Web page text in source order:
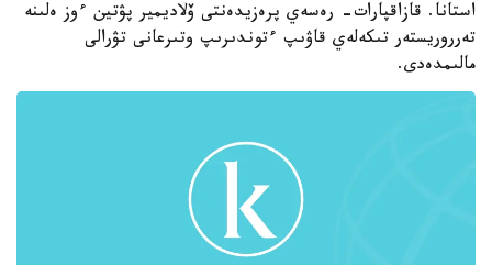
استانا. قازاقپارات- رەسەي پرەزيدەنتى ۆلاديمير پۋتين ءوز ەلىنە
تەرروريستەر تىكەلەي قاۋىپ ءتوندىرىپ وتىرعانى تۋرالى
مالىمدەدى.